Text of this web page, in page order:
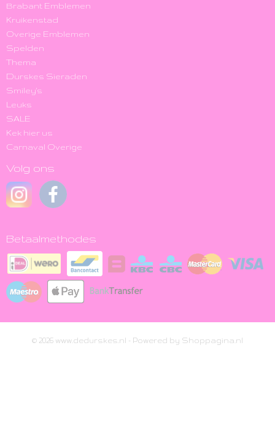
Brabant Emblemen
Kruikenstad
Overige Emblemen
Spelden
Thema
Durskes Sieraden
Smiley's
Leuks
SALE
Kek hier us
Carnaval Overige
Volg ons
Betaalmethodes
© 2026 www.dedurskes.nl - Powered by Shoppagina.nl